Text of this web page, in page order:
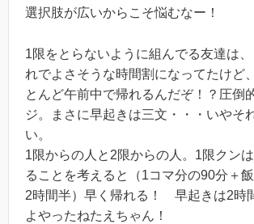
選択肢が広いからこそ悩むなー！
1限をとらないように組んでる友達は
れでよさそうな時間割になってたけど
とんど午前中で帰れるんだぞ！？圧倒
ジ。まさに早起きは三文・・・いやそ
い。
1限からの人と2限からの人。1限クン
ることを考えると（1コマ分の90分＋
2時間半）早く帰れる！ 早起きは2時
よやったねたえちゃん！